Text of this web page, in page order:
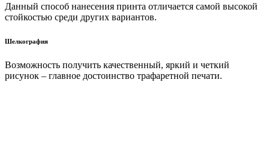
Данный способ нанесения принта отличается самой высокой
стойкостью среди других вариантов.
Шелкография
Возможность получить качественный, яркий и четкий
рисунок – главное достоинство трафаретной печати.